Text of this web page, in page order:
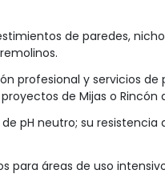
de paredes,
profesional y servicios de
de Mijas o Rincón
pH neutro; su
para áreas de uso